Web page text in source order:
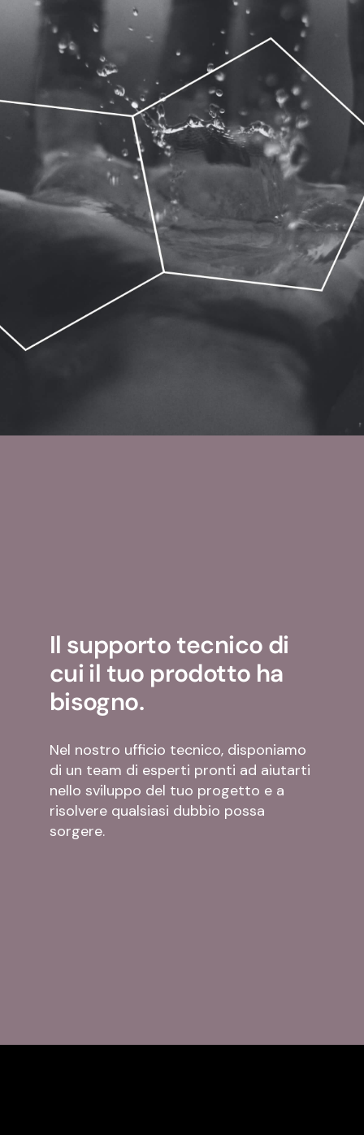
Il supporto tecnico di
cui il tuo prodotto ha
bisogno.
Nel nostro ufficio tecnico, disponiamo
di un team di esperti pronti ad aiutarti
nello sviluppo del tuo progetto e a
risolvere qualsiasi dubbio possa
sorgere.